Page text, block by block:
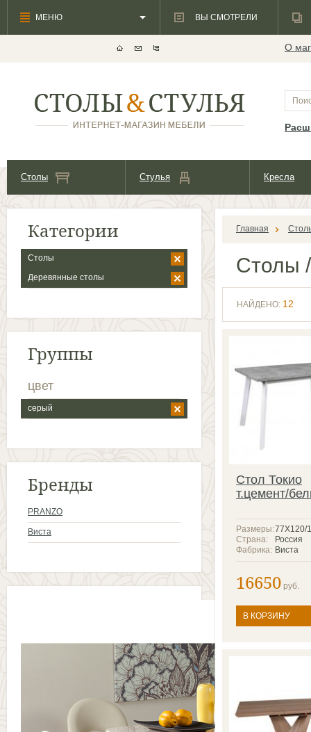
О
Столы Стулья Кресла
Категории
Столы
Деревянные столы
Группы
цвет
серый
Бренды
PRANZO
Виста
Главная
Столы /
НАЙДЕНО: 12
Стол Токио
т.цемент/
77X120/
Размеры:
Россия
Страна:
Виста
Фабрика:
16650 руб.
В КОРЗИНУ
МЕНЮ ВЫ СМОТРЕЛИ